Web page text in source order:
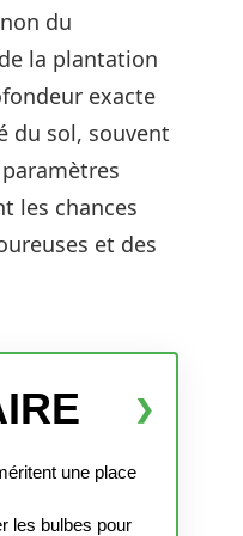
du
la plantation
exacte
du sol, souvent
les chances
et des
une place
les bulbes pour